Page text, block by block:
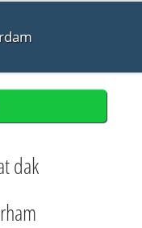
dak